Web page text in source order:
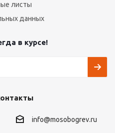
листы
данных
в курсе!
info@mosobogrev.ru